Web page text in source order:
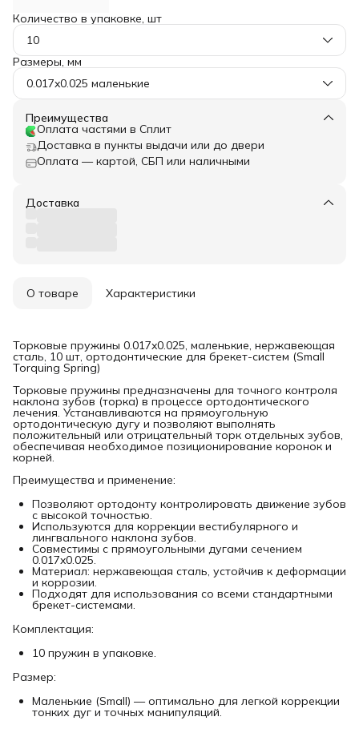
Количество в упаковке, шт
10
Размеры, мм
0.017x0.025 маленькие
Преимущества
Оплата частями в Сплит
Доставка в пункты выдачи или до двери
Оплата — картой, СБП или наличными
Доставка
О товаре Характеристики
Торковые пружины 0.017x0.025, маленькие, нержавеющая
сталь, 10 шт, ортодонтические для брекет-систем (Small
Torquing Spring)
Торковые пружины предназначены для точного контроля
наклона зубов (торка) в процессе ортодонтического
лечения. Устанавливаются на прямоугольную
ортодонтическую дугу и позволяют выполнять
положительный или отрицательный торк отдельных зубов,
обеспечивая необходимое позиционирование коронок и
корней.
Преимущества и применение:
Позволяют ортодонту контролировать движение зубов
с высокой точностью.
Используются для коррекции вестибулярного и
лингвального наклона зубов.
Совместимы с прямоугольными дугами сечением
0.017x0.025.
Материал: нержавеющая сталь, устойчив к деформации
и коррозии.
Подходят для использования со всеми стандартными
брекет-системами.
Комплектация:
10 пружин в упаковке.
Размер:
Маленькие (Small) — оптимально для легкой коррекции
тонких дуг и точных манипуляций.